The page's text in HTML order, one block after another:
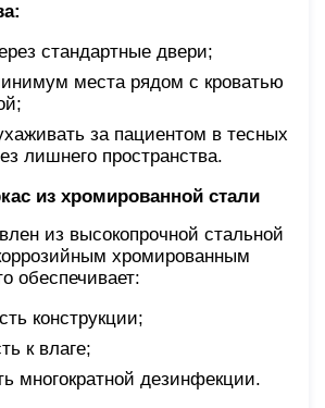
стандартные двери;
места рядом с кроватью
за пациентом в тесных
лишнего пространства.
из хромированной стали
из высокопрочной стальной
хромированным
обеспечивает:
конструкции;
к влаге;
многократной дезинфекции.